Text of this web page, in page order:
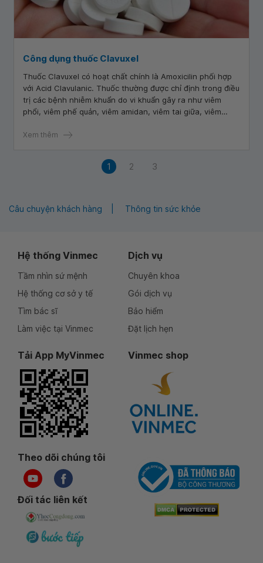
Công dụng thuốc Clavuxel
Thuốc Clavuxel có hoạt chất chính là Amoxicilin phối hợp
với Acid Clavulanic. Thuốc thường được chỉ định trong điều
trị các bệnh nhiễm khuẩn do vi khuẩn gây ra như viêm
phổi, viêm phế quản, viêm amidan, viêm tai giữa, viêm
Xem thêm
1 2 3
Câu chuyện khách hàng Thông tin sức khỏe
Hệ thống Vinmec
Tầm nhìn sứ mệnh
Hệ thống cơ sở y tế
Tìm bác sĩ
Làm việc tại Vinmec
Dịch vụ
Chuyên khoa
Gói dịch vụ
Bảo hiểm
Đặt lịch hẹn
Tải App MyVinmec Vinmec shop
Theo dõi chúng tôi
Đối tác liên kết